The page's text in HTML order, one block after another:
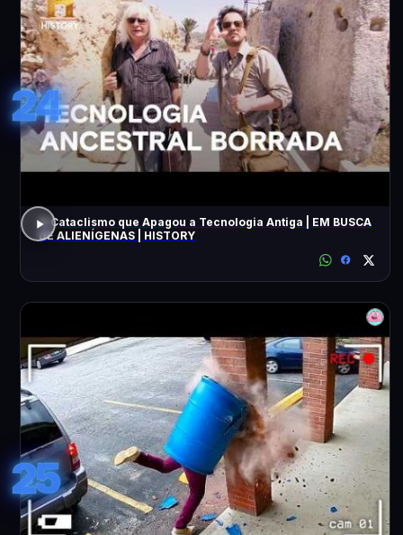
24
O Cataclismo que Apagou a Tecnologia Antiga | EM BUSCA
DE ALIENÍGENAS | HISTORY
25